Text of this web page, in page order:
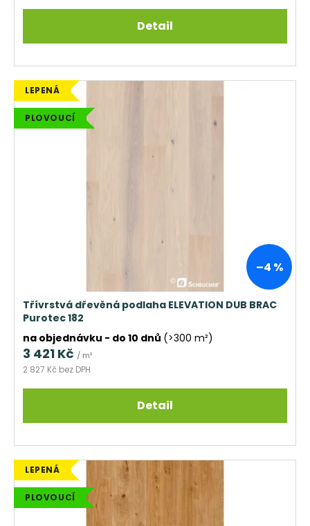
Detail
LEPENÁ
PLOVOUCÍ
–4 %
Třívrstvá dřevěná podlaha ELEVATION DUB BRAC
Purotec 182
na objednávku - do 10 dnů (>300 m²)
2 827 Kč bez DPH
3 421 Kč / m²
Detail
LEPENÁ
PLOVOUCÍ